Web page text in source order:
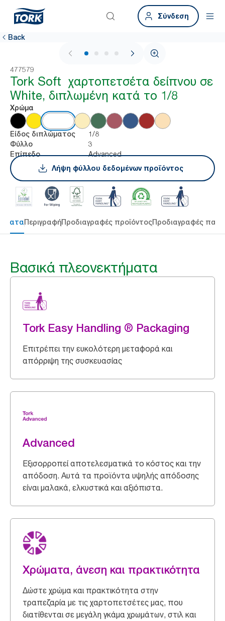
Σύνδεση
Back
1 / 4
477579
Tork Soft χαρτοπετσέτα δείπνου σε
White, διπλωμένη κατά το 1/8
Χρώμα
Είδος διπλώματος 1/8
Φύλλο 3
Επίπεδο
Advanced
Λήψη φύλλου δεδομένων προϊόντος
ΠεριγραφήΠροδιαγραφές προϊόντοςΠροδιαγραφές
Βασικά πλεονεκτήματα
Tork Easy Handling ® Packaging
Επιτρέπει την ευκολότερη μεταφορά και
απόρριψη της συσκευασίας
Advanced
Εξισορροπεί αποτελεσματικά το κόστος και την
απόδοση. Αυτά τα προϊόντα υψηλής απόδοσης
είναι μαλακά, ελκυστικά και αξιόπιστα.
Χρώματα, άνεση και πρακτικότητα
Δώστε χρώμα και πρακτικότητα στην
τραπεζαρία με τις χαρτοπετσέτες μας, που
διατίθενται σε μεγάλη γκάμα χρωμάτων, στιλ και